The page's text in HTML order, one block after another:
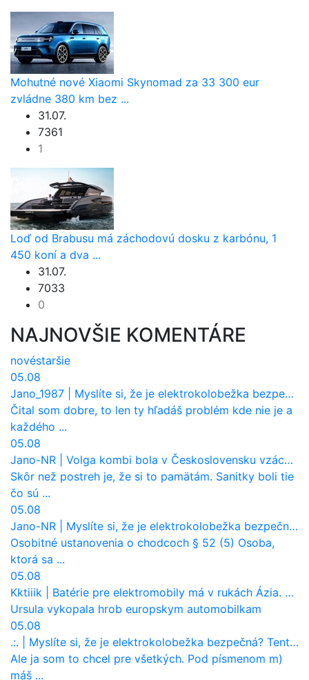
Mohutné nové Xiaomi Skynomad za 33 300 eur
zvládne 380 km bez ...
31.07.
7361
1
Loď od Brabusu má záchodovú dosku z karbónu, 1
450 koní a dva ...
31.07.
7033
0
NAJNOVŠIE KOMENTÁRE
novéstaršie
05.08
Jano_1987
Myslíte si, že je elektrokolobežka bezpečná? Tento test odhalil vážny problém
Čital som dobre, to len ty hľadáš problém kde nie je a
každého ...
05.08
Jano-NR
Volga kombi bola v Československu vzácnosť. Jazdila ako sanitka, aj pre Verejnú bezpečnosť
Skôr než postreh je, že si to pamätám. Sanitky boli tie
čo sú ...
05.08
Jano-NR
Myslíte si, že je elektrokolobežka bezpečná? Tento test odhalil vážny problém
Osobitné ustanovenia o chodcoch § 52 (5) Osoba,
ktorá sa ...
05.08
Kktiiik
Batérie pre elektromobily má v rukách Ázia. Európa ale stráca kontrolu aj nad vlastnou výrobou!
Ursula vykopala hrob europskym automobilkam
05.08
.:.
Myslíte si, že je elektrokolobežka bezpečná? Tento test odhalil vážny problém
Ale ja som to chcel pre všetkých. Pod písmenom m)
máš ...